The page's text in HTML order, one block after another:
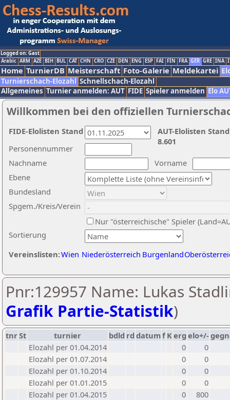
Logged on: Gast
Arabic ARM AZE BIH BUL CAT CHN CRO CZE DEN ENG ESP FAI FIN FRA GER GRE INA
Home TurnierDB Meisterschaft Foto-Galerie Meldekartei
Turnierschach-Elozahl Schnellschach-Elozahl
Allgemeines Turnier anmelden: AUT FIDE Spieler anmelden Elo
Willkommen bei den offiziellen
Nachname
Vorname
Ebene
Sortierung
Personennummer
Bundesland
Spgem./Kreis/Verein
Nur "österreichische" Spieler
Vereinslisten:Wien Niederösterreich Burgenland
AUT-Elolisten
8.601
FIDE-Elolisten Stand
Pnr:129957 Name: Lukas
Grafik Partie-Statistik)
tnrSt turnier bdld rd datumf Kerg elo+/-
Elozahl per 01.04.2014
0
0
Elozahl per 01.07.2014
0
0
Elozahl per 01.10.2014
0
0
Elozahl per 01.01.2015
0
0
Elozahl per 01.04.2015
0
800